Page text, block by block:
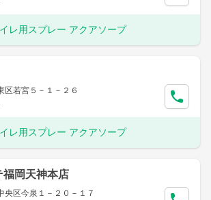
レ用スプレー アクアソープ
区若宮５－１－２６
レ用スプレー アクアソープ
福岡天神本店
央区今泉１－２０－１７